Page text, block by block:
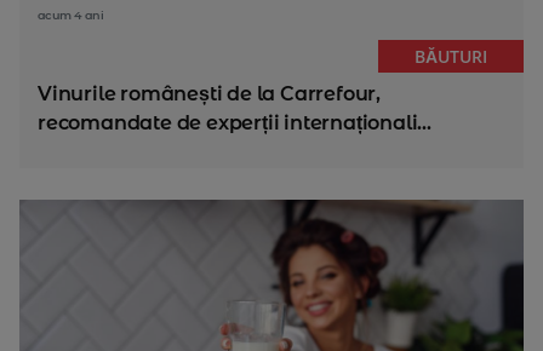
acum 4 ani
BĂUTURI
Vinurile românești de la Carrefour,
recomandate de experții internaționali...